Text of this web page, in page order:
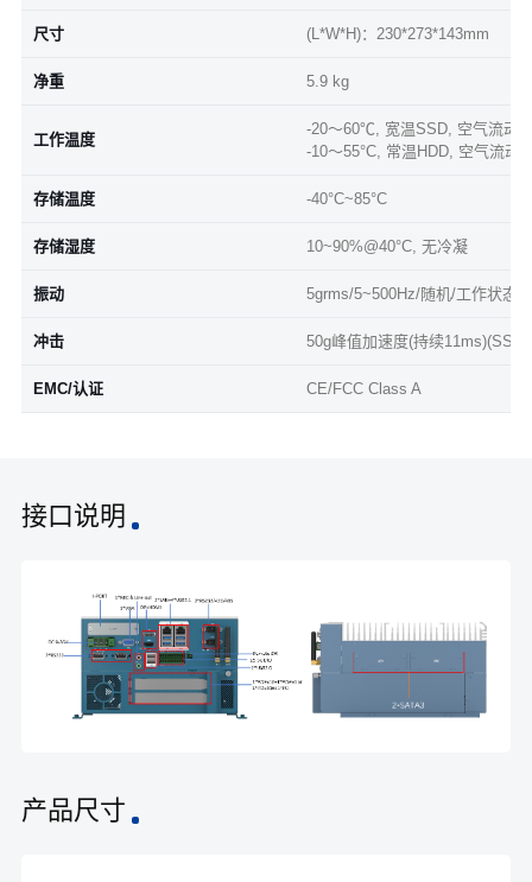
尺寸 (L*W*H)：230*273*143mm
净重 5.9 kg
工作温度
-20～60℃, 宽温SSD, 空气流动
-10～55°C, 常温HDD, 空气流动
存储温度 -40°C~85°C
存储湿度 10~90%@40°C, 无冷凝
振动 5grms/5~500Hz/随机/工作状态
冲击 50g峰值加速度(持续
EMC/认证 CE/FCC Class A
接口说明
产品尺寸